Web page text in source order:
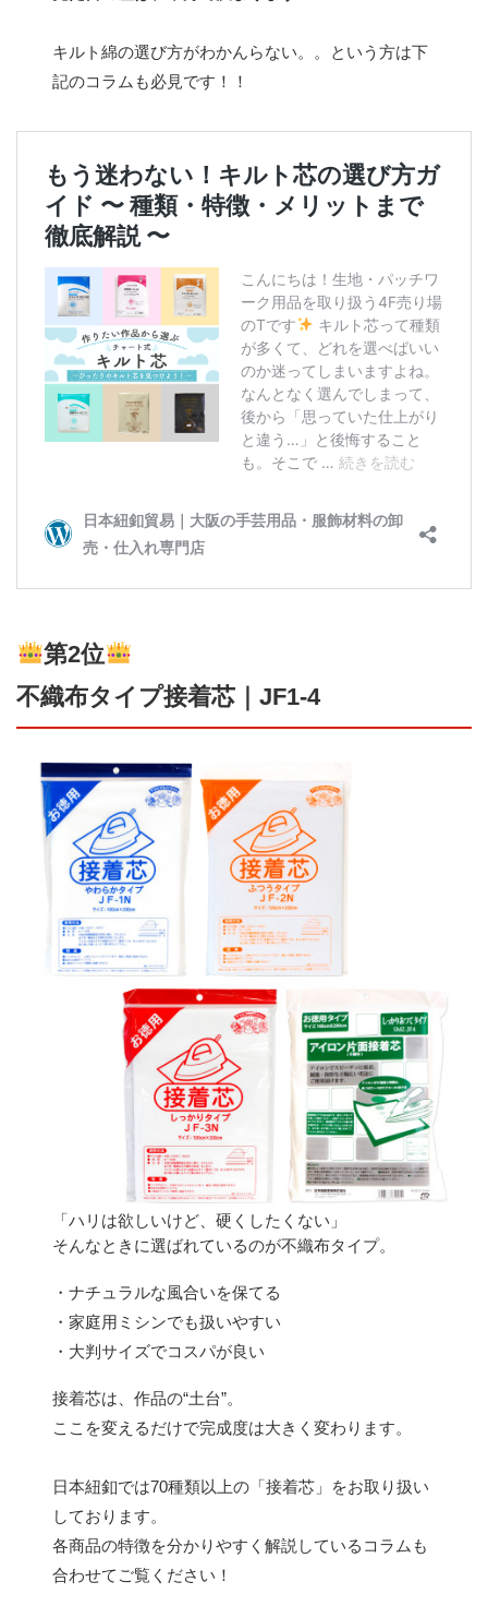
キルト綿の選び方がわかんらない。。という方は下
記のコラムも必見です！！
第2位
不織布タイプ接着芯｜JF1-4
「ハリは欲しいけど、硬くしたくない」
そんなときに選ばれているのが不織布タイプ。
・ナチュラルな風合いを保てる
・家庭用ミシンでも扱いやすい
・大判サイズでコスパが良い
接着芯は、作品の“土台”。
ここを変えるだけで完成度は大きく変わります。
日本紐釦では70種類以上の「接着芯」をお取り扱い
しております。
各商品の特徴を分かりやすく解説しているコラムも
合わせてご覧ください！